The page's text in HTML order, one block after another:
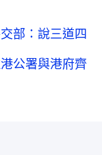
部：說三道四
公署與港府齊